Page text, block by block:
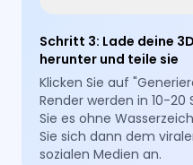
Schritt 3: Lade deine
herunter und teile sie
Klicken Sie auf
Render werden in 10-20
Sie es ohne
Sie sich dann dem
sozialen Medien an.